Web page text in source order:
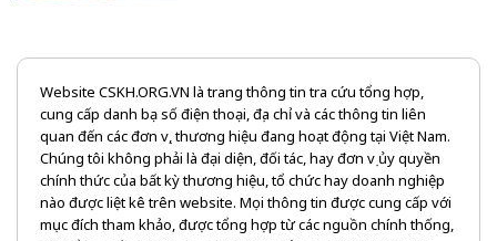
Website CSKH.ORG.VN là trang thông tin tra cứu tổng hợp,
cung cấp danh bạ số điện thoại, địa chỉ và các thông tin liên
quan đến các đơn vị, thương hiệu đang hoạt động tại Việt Nam.
Chúng tôi không phải là đại diện, đối tác, hay đơn vị ủy quyền
chính thức của bất kỳ thương hiệu, tổ chức hay doanh nghiệp
nào được liệt kê trên website. Mọi thông tin được cung cấp với
mục đích tham khảo, được tổng hợp từ các nguồn chính thống,